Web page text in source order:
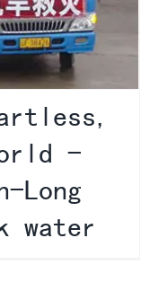
-
Long
water